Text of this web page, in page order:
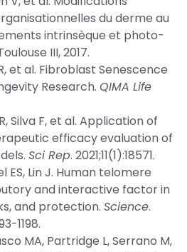
du derme au
intrinsèque et photo-
III, 2017.
et al. Fibroblast Senescence
Research. QIMA Life
Silva F, et al. Application of
efficacy evaluation of
Sci Rep. 2021;11(1):18571.
ES, Lin J. Human telomere
and interactive factor in
and protection. Science.
1198.
MA, Partridge L, Serrano M,